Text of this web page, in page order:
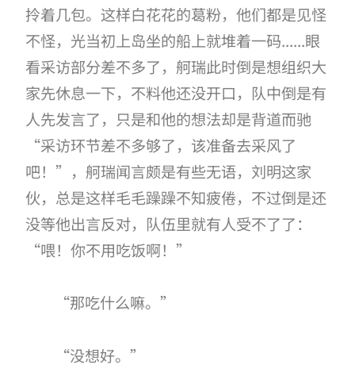
拎着几包。这样白花花的葛粉，他们都是见怪
不怪，光当初上岛坐的船上就堆着一码......眼
看采访部分差不多了，舸瑞此时倒是想组织大
家先休息一下，不料他还没开口，队中倒是有
人先发言了，只是和他的想法却是背道而驰
“采访环节差不多够了，该准备去采风了
吧！”，舸瑞闻言颇是有些无语，刘明这家
伙，总是这样毛毛躁躁不知疲倦，不过倒是还
没等他出言反对，队伍里就有人受不了了：
“喂！你不用吃饭啊！”
“那吃什么嘛。”
“没想好。”